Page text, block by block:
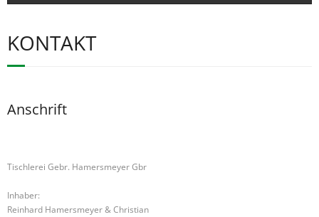
Möbel
KONTAKT
Anschrift
Tischlerei Gebr. Hamersmeyer Gbr
Inhaber:
Reinhard Hamersmeyer & Christian